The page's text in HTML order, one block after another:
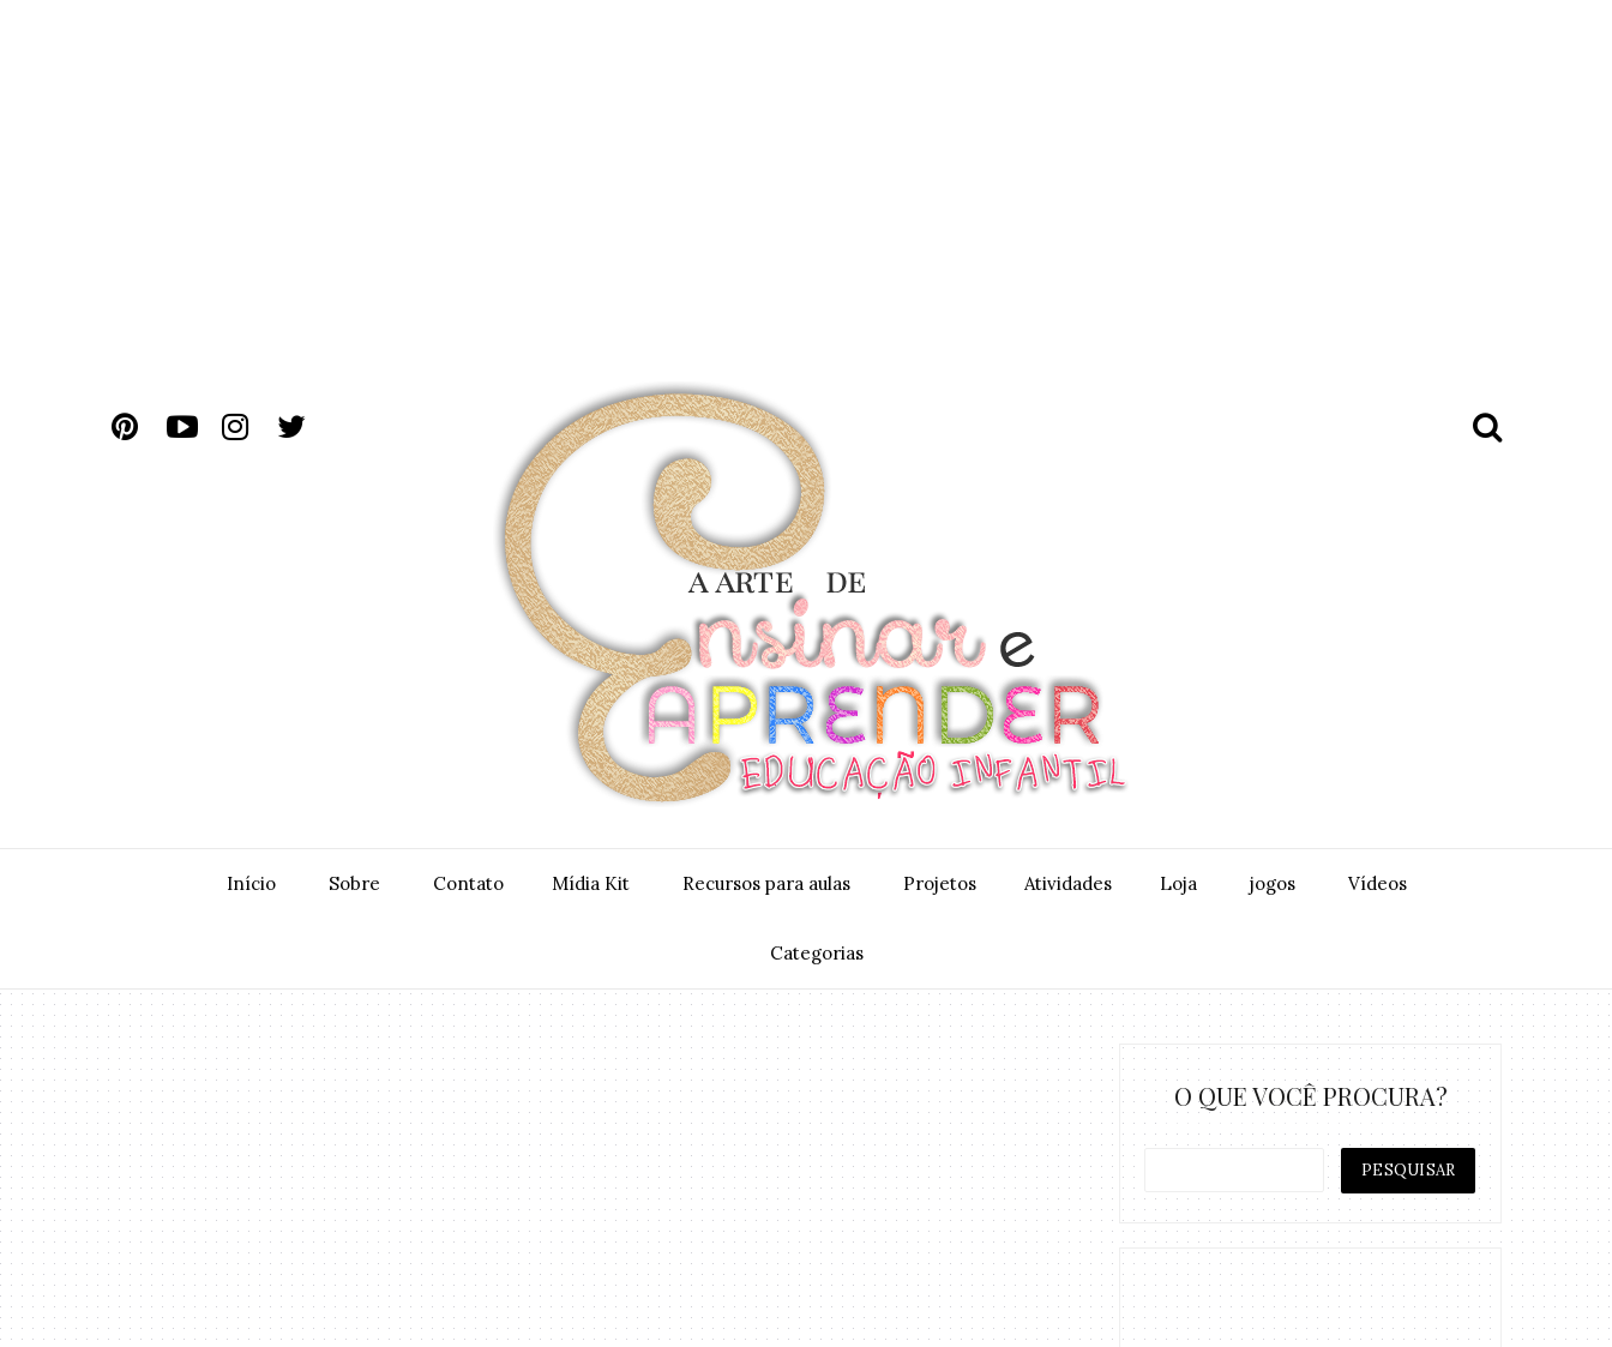
Início Sobre Contato Mídia Kit Recursos para aulas Projetos Atividades Loja jogos Vídeos
Categorias
O QUE VOCÊ PROCURA?